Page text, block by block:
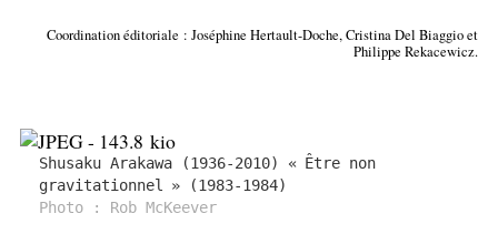
Coordination éditoriale : Joséphine Hertault-Doche, Cristina Del Biaggio et
Philippe Rekacewicz.
Shusaku Arakawa (1936-2010) « Être non
gravitationnel
» (1983-1984)
Photo : Rob McKeever